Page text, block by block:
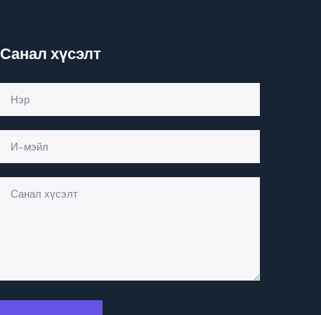
Санал хүсэлт